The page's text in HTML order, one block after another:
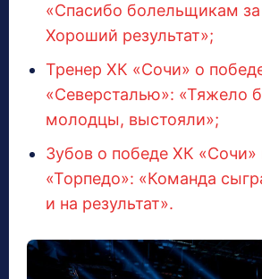
«Спасибо болельщикам
Хороший результат»;
Тренер ХК «Сочи» о
«Северсталью»: «Тяжело
молодцы, выстояли»;
Зубов о победе ХК «Сочи»
«Торпедо»: «Команда
и на результат».